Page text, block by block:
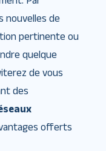
nouvelles de
pertinente ou
quelque
de vous
des
offerts